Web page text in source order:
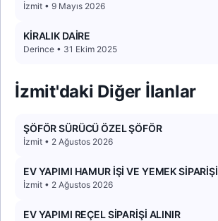
İzmit • 9 Mayıs 2026
KİRALIK DAİRE
Derince • 31 Ekim 2025
İzmit'daki Diğer İlanlar
ŞÖFÖR SÜRÜCÜ ÖZEL ŞÖFÖR
İzmit • 2 Ağustos 2026
EV YAPIMI HAMUR İŞİ VE YEMEK SİPARİŞİ
İzmit • 2 Ağustos 2026
EV YAPIMI REÇEL SİPARİŞİ ALINIR